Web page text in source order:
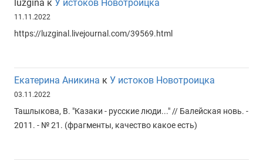
luzgina к У истоков Новотроицка
11.11.2022
https://luzginal.livejournal.com/39569.html
Екатерина Аникина к У истоков Новотроицка
03.11.2022
Ташлыкова, В. "Казаки - русские люди..." // Балейская новь. -
2011. - № 21. (фрагменты, качество какое есть)